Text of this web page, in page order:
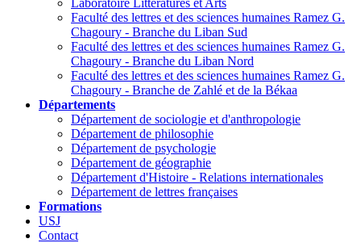
Laboratoire Littératures et Arts
Faculté des lettres et des sciences humaines Ramez G.
Chagoury - Branche du Liban Sud
Faculté des lettres et des sciences humaines Ramez G.
Chagoury - Branche du Liban Nord
Faculté des lettres et des sciences humaines Ramez G.
Chagoury - Branche de Zahlé et de la Békaa
Départements
Département de sociologie et d'anthropologie
Département de philosophie
Département de psychologie
Département de géographie
Département d'Histoire - Relations internationales
Département de lettres françaises
Formations
USJ
Contact